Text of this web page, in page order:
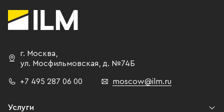
г. Москва
ул. Мосфильмовская,
д. №74Б
+7 495 287 06 00 moscow@ilm.ru
Услуги